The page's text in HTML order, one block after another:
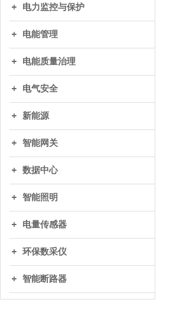
电力监控与保护
电能管理
电能质量治理
电气安全
新能源
智能网关
数据中心
智能照明
电量传感器
环保数采仪
智能断路器